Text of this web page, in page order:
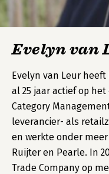
Evelyn van
Evelyn van Leur
al 25 jaar actief op
Category
leverancier- als
en werkte onder meer
Ruijter en Pearle. In
Trade Company op